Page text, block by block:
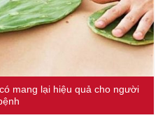
mang lại hiệu quả cho người